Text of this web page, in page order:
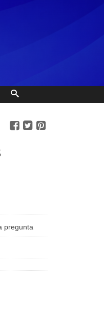
pregunta